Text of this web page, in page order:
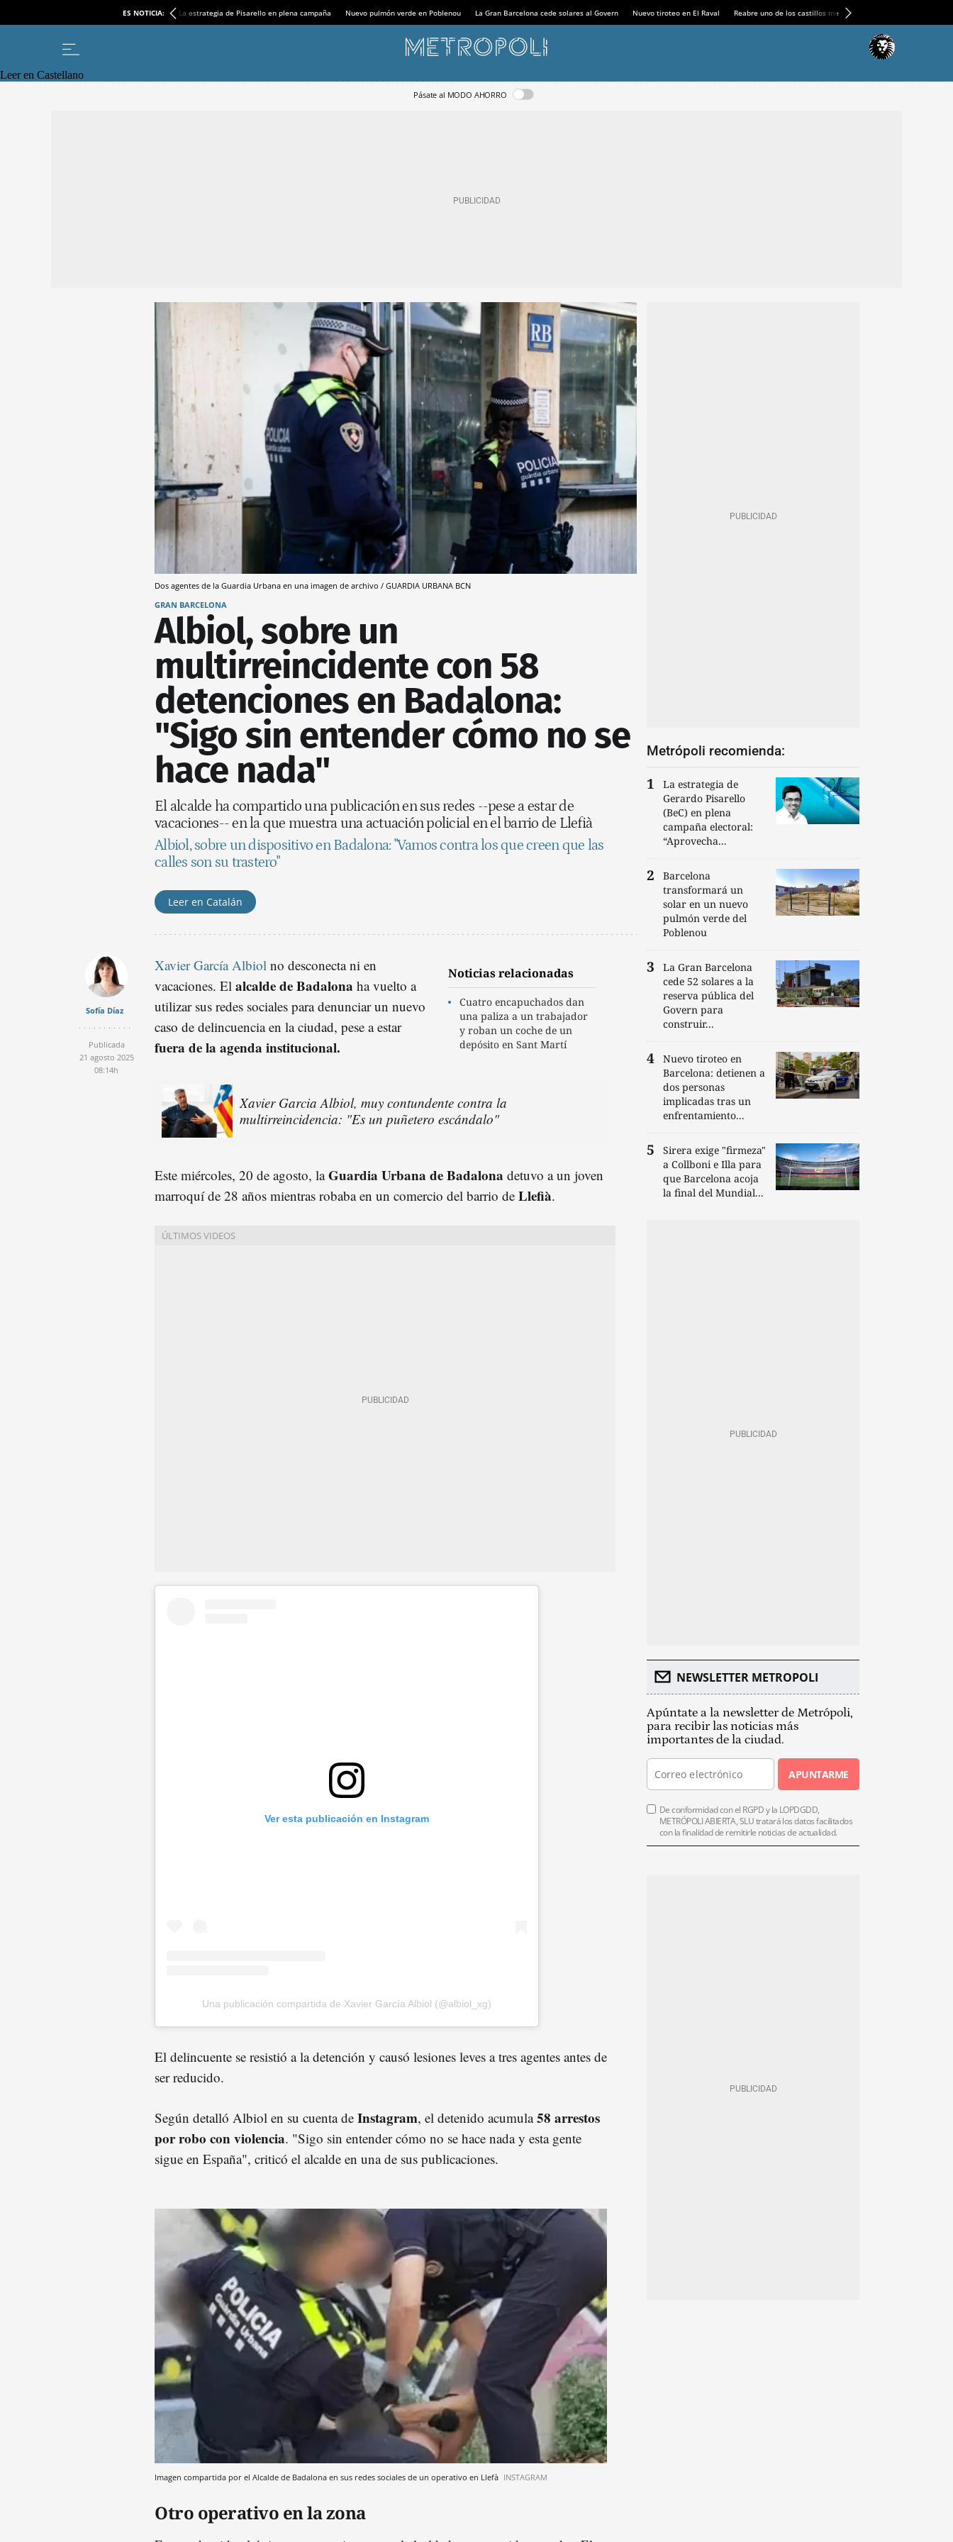
ES NOTICIA: La estrategia de Pisarello en plena campaña Nuevo pulmón verde en Poblenou La Gran Barcelona cede solares al Govern Nuevo tiroteo en El Raval Reabre uno de los castillos medievales más espectaculares
Leer en Castellano
Pásate al MODO AHORRO
Dos agentes de la Guardia Urbana en una imagen de archivo / GUARDIA URBANA BCN
GRAN BARCELONA
Albiol, sobre un
multirreincidente con 58
detenciones en Badalona:
"Sigo sin entender cómo no se
hace nada"
El alcalde ha compartido una publicación en sus redes --pese a estar de
vacaciones-- en la que muestra una actuación policial en el barrio de Llefià
Albiol, sobre un dispositivo en Badalona: "Vamos contra los que creen que las
calles son su trastero"
Leer en Catalán
Sofía Díaz
Publicada
21 agosto 2025
08:14h
Noticias relacionadas
Cuatro encapuchados dan
una paliza a un trabajador
y roban un coche de un
depósito en Sant Martí
Xavier García Albiol no desconecta ni en
vacaciones. El alcalde de Badalona ha vuelto a
utilizar sus redes sociales para denunciar un nuevo
caso de delincuencia en la ciudad, pese a estar
fuera de la agenda institucional.
Xavier Garcia Albiol, muy contundente contra la
multirreincidencia: "Es un puñetero escándalo"
Este miércoles, 20 de agosto, laGuardia Urbana de Badalona detuvo a un joven
marroquí de 28 años mientras robaba en un comercio del barrio de Llefià.
Ver esta publicación en Instagram
Una publicación compartida de Xavier García Albiol (@albiol_xg)
El delincuente se resistió a la detención y causó lesiones leves a tres agentes antes de
ser reducido.
Según detalló Albiol en su cuenta de Instagram, el detenido acumula58 arrestos
por robo con violencia. "Sigo sin entender cómo no se hace nada y esta gente
sigue en España", criticó el alcalde en una de sus publicaciones.
Imagen compartida por el Alcalde de Badalona en sus redes sociales de un operativo en Llefà INSTAGRAM
Otro operativo en la zona
Metrópoli recomienda:
La estrategia de
Gerardo Pisarello
(BeC) en plena
campaña electoral:
“Aprovecha...
Barcelona
transformará un
solar en un nuevo
pulmón verde del
Poblenou
La Gran Barcelona
cede 52 solares a la
reserva pública del
Govern para
construir...
Nuevo tiroteo en
Barcelona: detienen a
dos personas
implicadas tras un
enfrentamiento...
Sirera exige "firmeza"
a Collboni e Illa para
que Barcelona acoja
la final del Mundial...
NEWSLETTER METROPOLI
Apúntate a la newsletter de Metrópoli,
para recibir las noticias más
importantes de la ciudad.
APUNTARME
De conformidad con el RGPD y la LOPDGDD,
METRÓPOLI ABIERTA, SLU tratará los datos facilitados
con la finalidad de remitirle noticias de actualidad.